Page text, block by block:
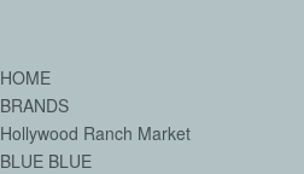
HOME
BRANDS
Hollywood Ranch Market
BLUE BLUE